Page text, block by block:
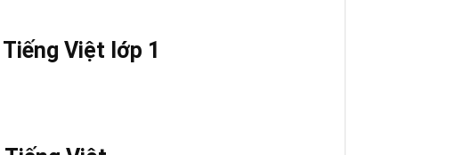
Tiếng Việt lớp 1